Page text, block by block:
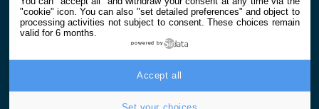
"cookie" icon. You can also "set detailed preferences" and object to
processing activities not subject to consent. These choices remain
valid for 6 months.
powered by
Set your choices
Accept all